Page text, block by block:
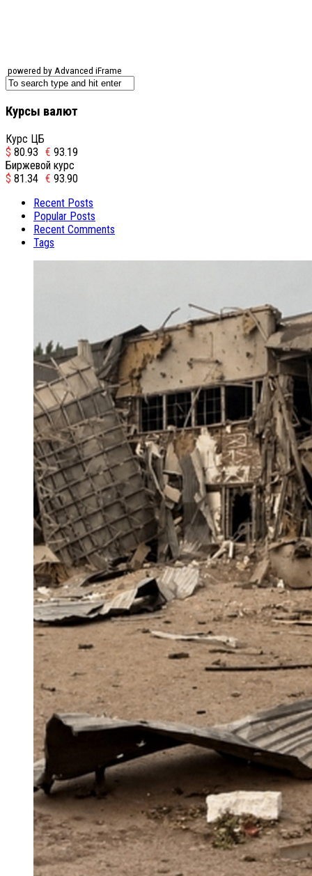
powered by Advanced iFrame
Курсы валют
Курс ЦБ
$ 80.93 € 93.19
Биржевой курс
$ 81.34 € 93.90
Recent Posts
Popular Posts
Recent Comments
Tags